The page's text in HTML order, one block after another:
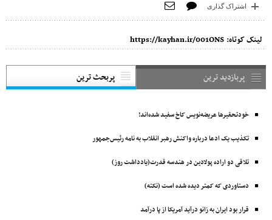
اشتراک گذاری
لینک کوتاه: https://kayhan.ir/001ONS
پربازدید ترین پربحث ترین
خودتحقیرها عریضه‌نویس کاخ سفید شده‌اند!
تکذیب یک ادعا درباره واکنش رهبر انقلاب به نامه رئیس‌جمهور
تلاقی دو اراده پولادین در هندسه قدرت(یادداشت روز)
دستاوردی که کمتر دیده شده است (نکته)
قرار بود ایران به زانو درآید آمریکا از پا درآمد